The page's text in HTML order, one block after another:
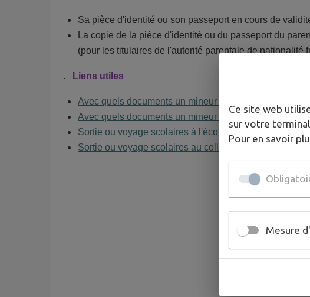
Sa pièce d'identité ou son passeport en cours de
La copie de la pièce d'identité ou du passeport du
(pour les titulaires de l'autorité parentale de nationalité
. Liens utiles
Avec quels documents un mineur étranger peut-il sortir
Avec quels documents un mineur français peut-il
Sortie ou voyage scolaires à l'école primaire
Sortie ou voyage scolaires au collège et au lycée
Ce site web
sur votre
Pour en savoir
Mesure